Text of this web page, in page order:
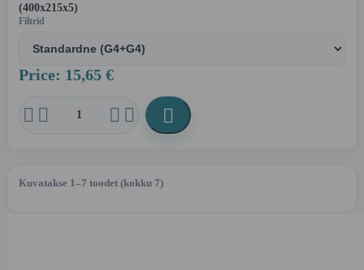
(400x215x5)
Filtrid
Price: 15,65 €
    
Kuvatakse 1–7 toodet (kokku 7)